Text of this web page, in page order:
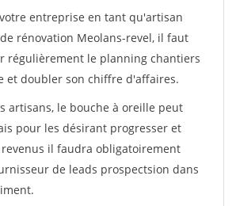
entreprise en tant qu'artisan
rénovation Meolans-revel, il faut
régulièrement le planning chantiers
et doubler son chiffre d'affaires.
artisans, le bouche à oreille peut
pour les désirant progresser et
il faudra obligatoirement
de leads prospectsion dans